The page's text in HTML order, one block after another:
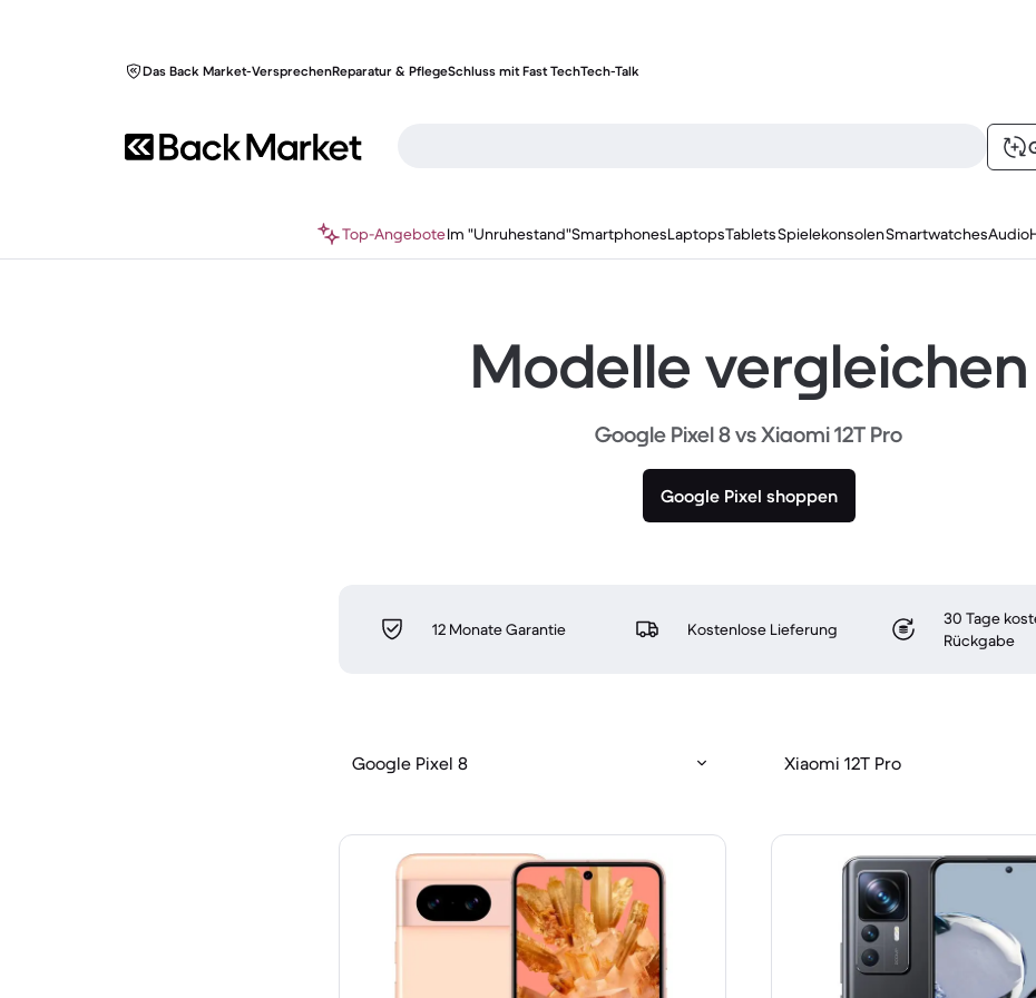
Das Back Market-VersprechenReparatur & PflegeSchluss mit Fast TechTech-Talk
Top-AngeboteIm "Unruhestand"SmartphonesLaptopsTabletsSpielekonsolenSmartwatchesAudio
Modelle vergleichen
Google Pixel 8 vs Xiaomi 12T Pro
Google Pixel shoppen
12 Monate Garantie Kostenlose Lieferung
30 Tage
Rückgabe
Google Pixel 8 Xiaomi 12T Pro